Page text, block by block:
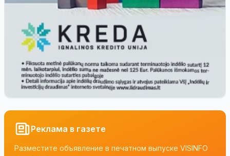
Реклама в газете
Разместите объявление в печатном выпуске VISINFO